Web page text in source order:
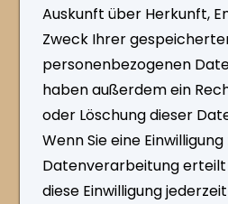
Auskunft über Herkunft,
Zweck Ihrer
personenbezogenen
haben außerdem ein
oder Löschung dieser
Wenn Sie eine Einwilligung
Datenverarbeitung erteilt
diese Einwilligung